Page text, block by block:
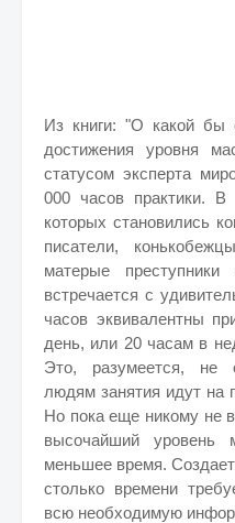
Из книги: "О какой бы
достижения уровня
статусом эксперта
000 часов практики. В
которых становились
писатели,
матерые
встречается с
часов эквивалентны
день, или 20 часам в
Это, разумеется, не
людям занятия идут на
Но пока еще никому не
высочайший уровень
меньшее время.
столько времени
всю необходимую